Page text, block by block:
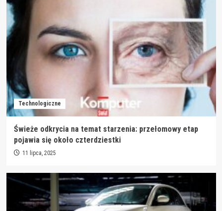
Technologiczne
Świeże odkrycia na temat starzenia: przełomowy etap
pojawia się około czterdziestki
11 lipca, 2025